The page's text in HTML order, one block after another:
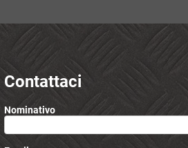
Contattaci
Nominativo